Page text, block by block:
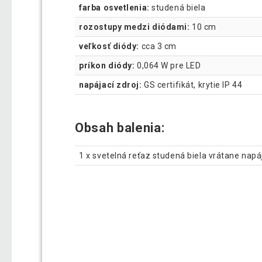
farba osvetlenia: studená biela
rozostupy medzi diódami: 10 cm
veľkosť diódy: cca 3 cm
príkon diódy: 0,064 W pre LED
napájací zdroj: GS certifikát, krytie IP 44
Obsah balenia:
1 x svetelná reťaz studená biela vrátane